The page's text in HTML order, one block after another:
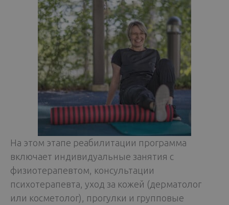
На этом этапе реабилитации программа
включает индивидуальные занятия с
физиотерапевтом, консультации
психотерапевта, уход за кожей (дерматолог
или косметолог), прогулки и групповые